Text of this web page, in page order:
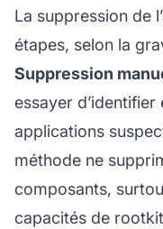
La suppression de
étapes, selon la
Suppression
essayer
applications
méthode ne
composants,
capacités de